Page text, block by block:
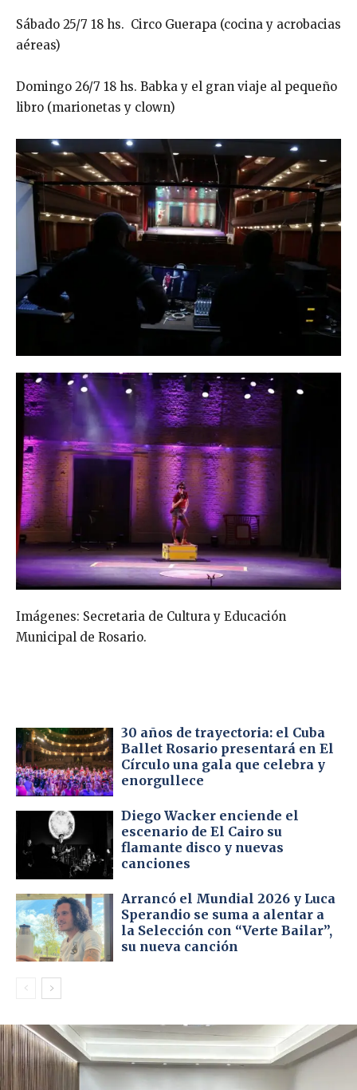
Sábado 25/7 18 hs. Circo Guerapa (cocina y acrobacias
aéreas)
Domingo 26/7 18 hs. Babka y el gran viaje al pequeño
libro (marionetas y clown)
Imágenes: Secretaria de Cultura y Educación
Municipal de Rosario.
30 años de trayectoria: el Cuba
Ballet Rosario presentará en El
Círculo una gala que celebra y
enorgullece
Diego Wacker enciende el
escenario de El Cairo su
flamante disco y nuevas
canciones
Arrancó el Mundial 2026 y Luca
Sperandio se suma a alentar a
la Selección con “Verte Bailar”,
su nueva canción